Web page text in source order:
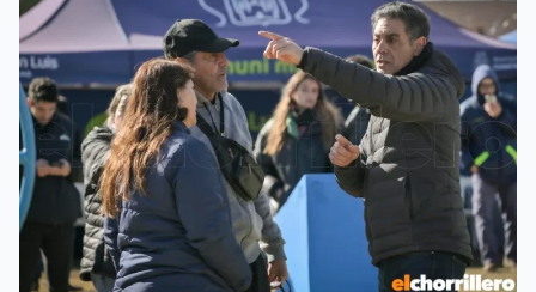
LA ESCUELA N°34 ESTRENÓ UNA SALA DE 3 AÑOS Y LAS
OBRAS QUE PERMITEN COMPLETAR EL CICLO
SECUNDARIO